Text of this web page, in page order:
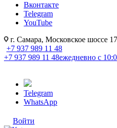
Вконтакте
Telegram
YouTube
г. Самара, Московское шоссе
+7 937 989 11 48
+7 937 989 11 48ежедневно с
Telegram
WhatsApp
Войти